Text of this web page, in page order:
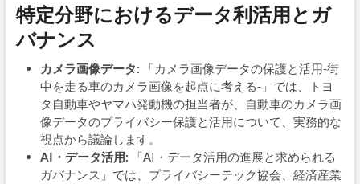
特定分野におけるデータ利活用とガ
バナンス
カメラ画像データ: 「カメラ画像データの保護と活用-街
中を走る車のカメラ画像を起点に考える-」では、トヨ
タ自動車やヤマハ発動機の担当者が、自動車のカメラ画
像データのプライバシー保護と活用について、実務的な
視点から議論します。
AI・データ活用: 「AI・データ活用の進展と求められる
ガバナンス」では、プライバシーテック協会、経済産業